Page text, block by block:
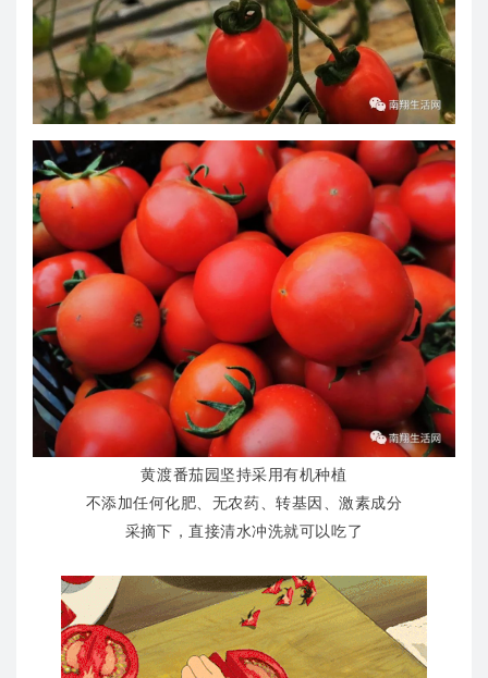
黄渡番茄园坚持采用有机种植
不添加任何化肥、无农药、转基因、激素成分
采摘下，直接清水冲洗就可以吃了